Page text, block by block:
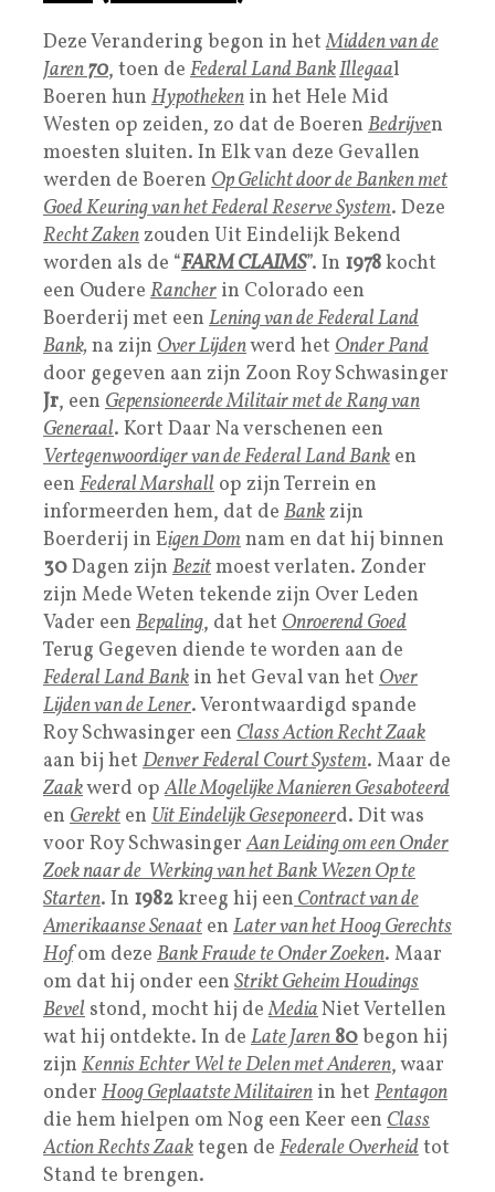
Deze Verandering begon in hetMidden van de
Jaren70, toen de Federal Land BankIllegaal
Boeren hun Hypotheken in het Hele Mid
Westen op zeiden, zo dat de Boeren Bedrijven
moesten sluiten. In Elk van deze Gevallen
werden de Boeren Op Gelicht door de Banken met
Goed Keuring van het Federal Reserve System. Deze
Recht Zakenzouden Uit Eindelijk Bekend
worden als de “FARM CLAIMS”. In 1978kocht
een Oudere Rancher in Colorado een
Boerderij met een Lening van de Federal Land
Bank,na zijn Over Lijdenwerd het Onder Pand
door gegeven aan zijn Zoon Roy Schwasinger
Jr, een Gepensioneerde Militair met de Rang van
Generaal. Kort Daar Na verschenen een
Vertegenwoordiger van de Federal Land Bank en
een Federal Marshall op zijn Terrein en
informeerden hem, dat de Bankzijn
Boerderij in Eigen Domnam en dat hij binnen
30Dagen zijn Bezitmoest verlaten. Zonder
zijn Mede Weten tekende zijn Over Leden
Vader een Bepaling, dat het Onroerend Goed
Terug Gegeven diende te worden aan de
Federal Land Bank in het Geval van het Over
Lijden van de Lener. Verontwaardigd spande
Roy Schwasinger een Class ActionRecht Zaak
aan bij het Denver Federal Court System. Maar de
Zaakwerd opAlle Mogelijke Manieren Gesaboteerd
en Gerekt en Uit Eindelijk Geseponeerd. Dit was
voor Roy SchwasingerAan Leiding om een Onder
Zoek naar de Werking van het Bank Wezen Op te
Starten. In 1982kreeg hij eenContract van de
AmerikaanseSenaat en Later van hetHoog Gerechts
Hofom deze Bank Fraude te Onder Zoeken. Maar
om dat hij onder een Strikt Geheim Houdings
Bevel stond, mocht hij deMediaNiet Vertellen
wat hij ontdekte. In de Late Jaren80begon hij
zijn Kennis Echter Wel te Delen met Anderen, waar
onder Hoog Geplaatste Militairen in het Pentagon
die hem hielpen om Nog een Keer een Class
Action Rechts Zaaktegen de Federale Overheidtot
Stand te brengen.